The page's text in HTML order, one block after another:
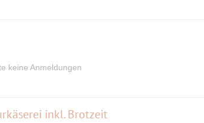
keine Anmeldungen
inkl. Brotzeit